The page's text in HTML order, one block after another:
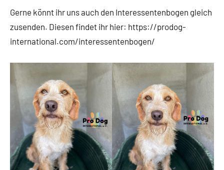
Gerne könnt ihr uns auch den Interessentenbogen gleich
zusenden. Diesen findet ihr hier: https://prodog-
international.com/interessentenbogen/